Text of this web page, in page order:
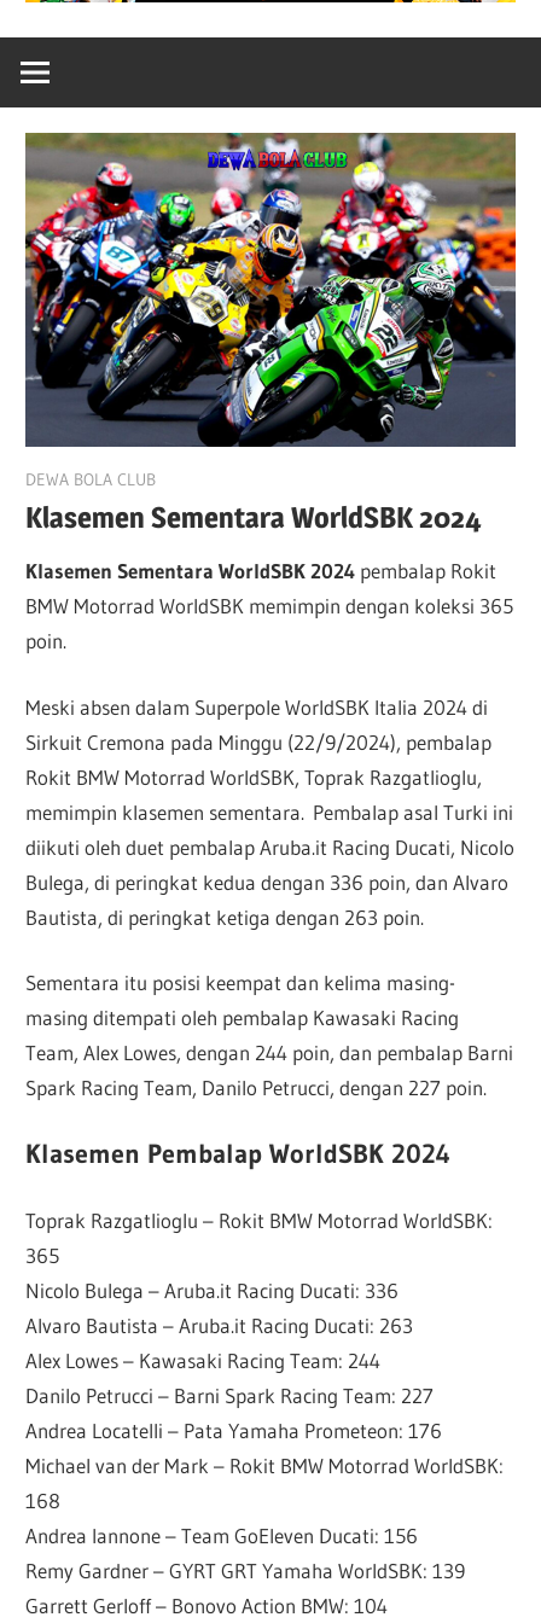
September 22, 2024
DEWA BOLA CLUB
Klasemen Sementara WorldSBK 2024
Klasemen Sementara WorldSBK 2024 pembalap Rokit
BMW Motorrad WorldSBK memimpin dengan koleksi 365
poin.
Meski absen dalam Superpole WorldSBK Italia 2024 di
Sirkuit Cremona pada Minggu (22/9/2024), pembalap
Rokit BMW Motorrad WorldSBK, Toprak Razgatlioglu,
memimpin klasemen sementara. Pembalap asal Turki ini
diikuti oleh duet pembalap Aruba.it Racing Ducati, Nicolo
Bulega, di peringkat kedua dengan 336 poin, dan Alvaro
Bautista, di peringkat ketiga dengan 263 poin.
Sementara itu posisi keempat dan kelima masing-
masing ditempati oleh pembalap Kawasaki Racing
Team, Alex Lowes, dengan 244 poin, dan pembalap Barni
Spark Racing Team, Danilo Petrucci, dengan 227 poin.
Klasemen Pembalap WorldSBK 2024
Toprak Razgatlioglu – Rokit BMW Motorrad WorldSBK:
365
Nicolo Bulega – Aruba.it Racing Ducati: 336
Alvaro Bautista – Aruba.it Racing Ducati: 263
Alex Lowes – Kawasaki Racing Team: 244
Danilo Petrucci – Barni Spark Racing Team: 227
Andrea Locatelli – Pata Yamaha Prometeon: 176
Michael van der Mark – Rokit BMW Motorrad WorldSBK:
168
Andrea Iannone – Team GoEleven Ducati: 156
Remy Gardner – GYRT GRT Yamaha WorldSBK: 139
Garrett Gerloff – Bonovo Action BMW: 104